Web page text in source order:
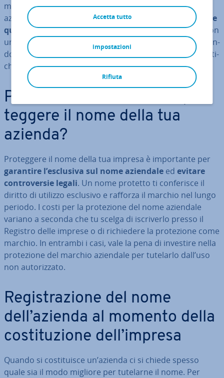
motivo è di vitale im­por­tan­za che tuteli il tuo marchio
aziendale. Per essere sicuri diessere l’unico a uti­liz­za­re
quel nome, dovresti in­for­mar­ti su come pro­teg­ger­lo con
un’iscri­zio­ne nel Registro delle imprese oppure re­gi­stran­
do­lo come marchio. Le due soluzioni offrono ca­rat­te­ri­sti­
che di pro­te­zio­ne dif­fe­ren­ti.
Perché è una buona idea pro­
teg­ge­re il nome della tua
azienda?
Pro­teg­ge­re il nome della tua impresa è im­por­tan­te per
garantire l’esclusiva sul nome aziendale ed evitare
con­tro­ver­sie legali. Un nome protetto ti con­fe­ri­sce il
diritto di utilizzo esclusivo e rafforza il marchio nel lungo
periodo. I costi per la pro­te­zio­ne del nome aziendale
variano a seconda che tu scelga di iscri­ver­lo presso il
Registro delle imprese o di ri­chie­de­re la pro­te­zio­ne come
marchio. In entrambi i casi, vale la pena di investire nella
pro­te­zio­ne del marchio aziendale per tutelarlo dall’uso
non au­to­riz­za­to.
Re­gi­stra­zio­ne del nome
dell’azienda al momento della
co­sti­tu­zio­ne dell’impresa
Quando si co­sti­tui­sce un’azienda ci si chiede spesso
quale sia il modo migliore per tutelarne il nome. Per
Accetta tutto
Rifiuta
impostazioni